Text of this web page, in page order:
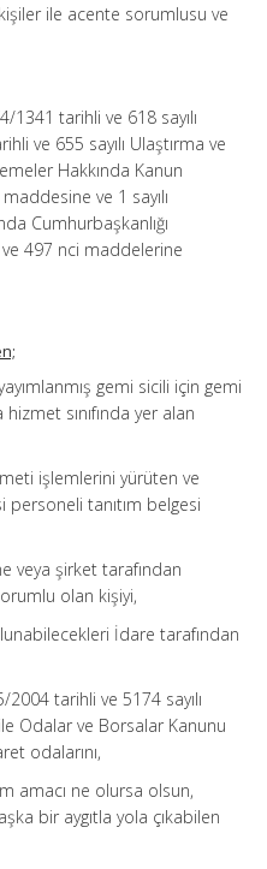
ile acente sorumlusu ve
1341 tarihli ve 618 sayılı
ve 655 sayılı Ulaştırma ve
Hakkında Kanun
ve 1 sayılı
Cumhurbaşkanlığı
ve 497 nci maddelerine
gemi sicili için gemi
sınıfında yer alan
işlemlerini yürüten ve
tanıtım belgesi
veya şirket tarafından
olan kişiyi,
İdare tarafından
2004 tarihli ve 5174 sayılı
Odalar ve Borsalar Kanunu
odalarını,
amacı ne olursa olsun,
bir aygıtla yola çıkabilen